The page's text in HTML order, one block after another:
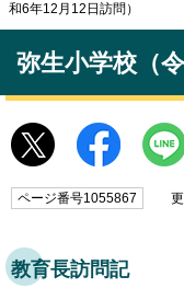
和6年12月12日訪問）
弥生小学校（
ページ番号1055867 更
教育長訪問記